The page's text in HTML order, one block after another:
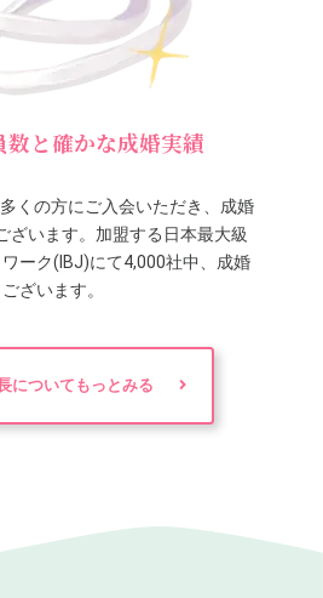
数と確かな成婚実績
くの方にご入会いただき、成婚
ざいます。加盟する日本最大級
ーク(IBJ)にて4,000社中、成婚
ざいます。
についてもっとみる